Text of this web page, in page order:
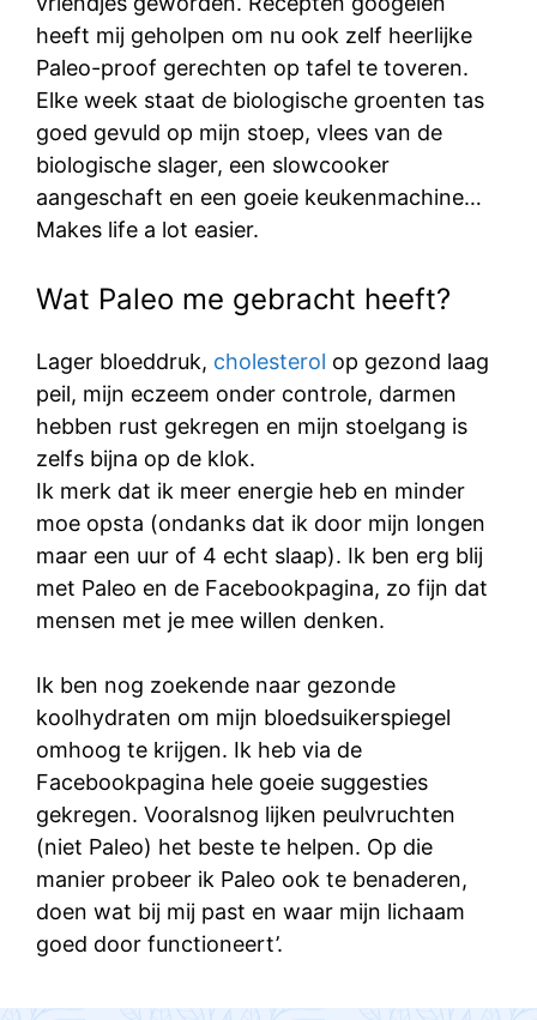
heeft mij geholpen om nu ook zelf heerlijke
Paleo-proof gerechten op tafel te toveren.
Elke week staat de biologische groenten tas
goed gevuld op mijn stoep, vlees van de
biologische slager, een slowcooker
aangeschaft en een goeie keukenmachine…
Makes life a lot easier.
Wat Paleo me gebracht heeft?
Lager bloeddruk, cholesterol op gezond laag
peil, mijn eczeem onder controle, darmen
hebben rust gekregen en mijn stoelgang is
zelfs bijna op de klok.
Ik merk dat ik meer energie heb en minder
moe opsta (ondanks dat ik door mijn longen
maar een uur of 4 echt slaap). Ik ben erg blij
met Paleo en de Facebookpagina, zo fijn dat
mensen met je mee willen denken.
Ik ben nog zoekende naar gezonde
koolhydraten om mijn bloedsuikerspiegel
omhoog te krijgen. Ik heb via de
Facebookpagina hele goeie suggesties
gekregen. Vooralsnog lijken peulvruchten
(niet Paleo) het beste te helpen. Op die
manier probeer ik Paleo ook te benaderen,
doen wat bij mij past en waar mijn lichaam
goed door functioneert’.